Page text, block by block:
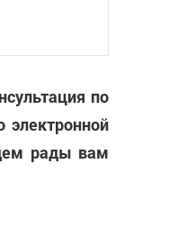
по
рады вам